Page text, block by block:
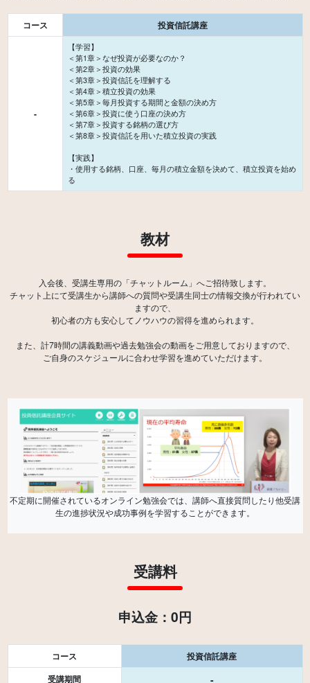
コース 投資信託講座
-
【学習】
＜第1章＞なぜ投資が必要なのか？
＜第2章＞投資の効果
＜第3章＞投資信託を理解する
＜第4章＞積立投資の効果
＜第5章＞毎月投資する期間と金額の決め方
＜第6章＞投資に使う口座の決め方
＜第7章＞投資する銘柄の選び方
＜第8章＞投資信託を用いた積立投資の実践
【実践】
・使用する銘柄、口座、毎月の積立金額を決めて、積立投資を始め
教材
入会後、受講生専用の「チャットルーム」へご招待致します。
チャット上にて受講生から講師への質問や受講生同士の情報交換が行われてい
ますので、
初心者の方も安心してノウハウの習得を進められます。
また、計7時間の講義動画や過去勉強会の動画をご用意しておりますので、
ご自身のスケジュールに合わせ学習を進めていただけます。
不定期に開催されているオンライン勉強会では、講師へ直接質問したり他受講
生の進捗状況や成功事例を学習することができます。
受講料
申込金：0円
コース
投資信託講座
受講期間
-